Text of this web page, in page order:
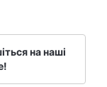
на наші